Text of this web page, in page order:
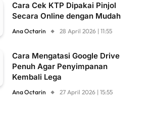
Cara Cek KTP Dipakai Pinjol
Secara Online dengan Mudah
Ana Octarin 28 April 2026 | 11:55
Cara Mengatasi Google Drive
Penuh Agar Penyimpanan
Kembali Lega
Ana Octarin 27 April 2026 | 15:55